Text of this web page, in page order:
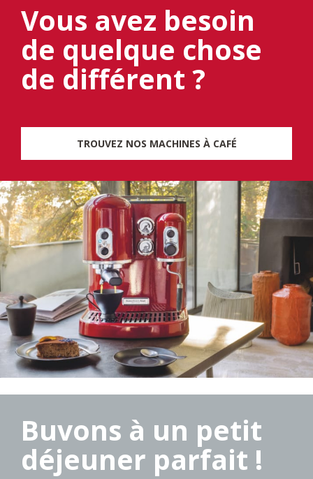
Vous avez besoin
de quelque chose
de différent ?
TROUVEZ NOS MACHINES À CAFÉ
Buvons à un petit
déjeuner parfait !